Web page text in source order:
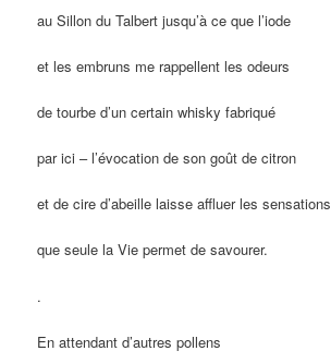
au Sillon du Talbert jusqu’à ce que l’iode
et les embruns me rappellent les odeurs
de tourbe d’un certain whisky fabriqué
par ici – l’évocation de son goût de citron
et de cire d’abeille laisse affluer les sensations
que seule la Vie permet de savourer.
.
En attendant d’autres pollens